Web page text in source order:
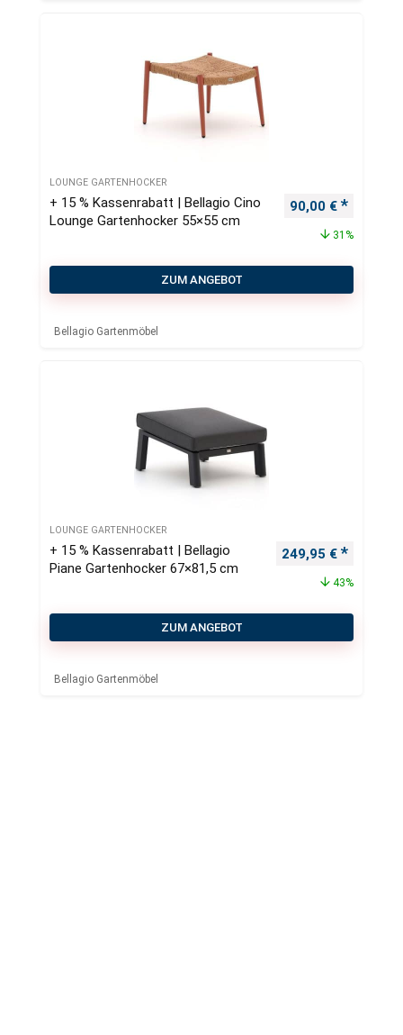
LOUNGE GARTENHOCKER
+ 15 % Kassenrabatt | Bellagio Cino
Lounge Gartenhocker 55×55 cm
Ursprünglicher
90,00 €
31%
ZUM ANGEBOT
Bellagio Gartenmöbel
LOUNGE GARTENHOCKER
+ 15 % Kassenrabatt | Bellagio
Piane Gartenhocker 67×81,5 cm
Ursprünglicher
249,95 €
43%
ZUM ANGEBOT
Bellagio Gartenmöbel